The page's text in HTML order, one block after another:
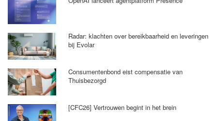
Radar: klachten over bereikbaarheid en leveringen
bij Evolar
Consumentenbond eist compensatie van
Thuisbezorgd
[CFC26] Vertrouwen begint in het brein